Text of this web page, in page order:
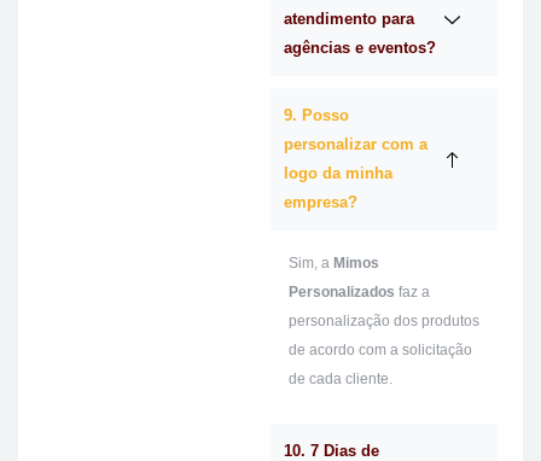
atendimento para
agências e eventos?
9. Posso
personalizar com a
logo da minha
empresa?
Sim, a Mimos
Personalizados faz a
personalização dos produtos
de acordo com a solicitação
de cada cliente.
10. 7 Dias de